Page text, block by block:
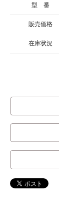
型 番
販売価格
在庫状況